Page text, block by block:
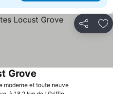
Partager
moderne et toute neuve
Grove